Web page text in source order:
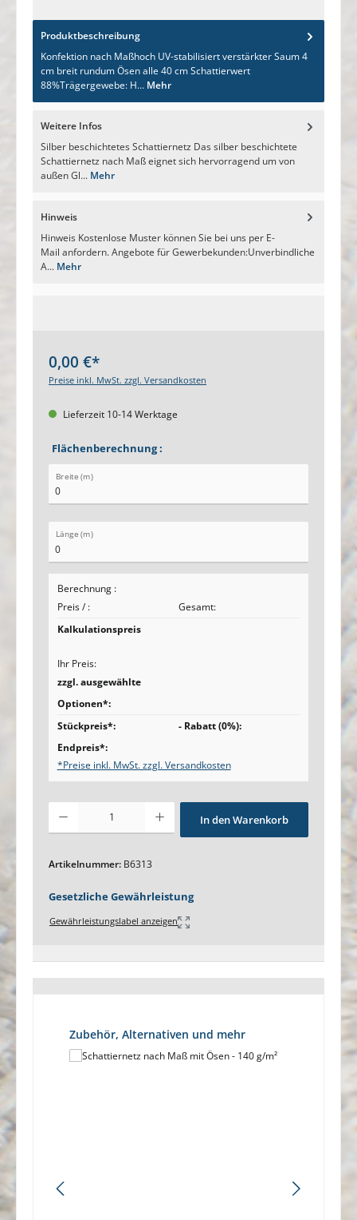
Produktbeschreibung
Konfektion nach Maßhoch UV-stabilisiert verstärkter Saum 4
cm breit rundum Ösen alle 40 cm Schattierwert
88%Trägergewebe: H… Mehr
Weitere Infos
Silber beschichtetes Schattiernetz Das silber beschichtete
Schattiernetz nach Maß eignet sich hervorragend um von
außen Gl... Mehr
Hinweis
Hinweis Kostenlose Muster können Sie bei uns per E-
Mail anfordern. Angebote für Gewerbekunden:Unverbindliche
A... Mehr
0,00 €*
Preise inkl. MwSt. zzgl. Versandkosten
Lieferzeit 10-14 Werktage
Flächenberechnung :
Breite (m)
Länge (m)
Berechnung :
Preis / :
Gesamt:
Kalkulationspreis
Ihr Preis:
zzgl. ausgewählte
Optionen*:
Stückpreis*:
- Rabatt (0%):
Endpreis*:
*Preise inkl. MwSt. zzgl. Versandkosten
Produkt Anzahl: Gib den gewünschten Wert ein oder benutze die
In den Warenkorb
Artikelnummer: B6313
Gesetzliche Gewährleistung
Gewährleistungslabel anzeigen
Produktgalerie überspringen
Zubehör, Alternativen und mehr